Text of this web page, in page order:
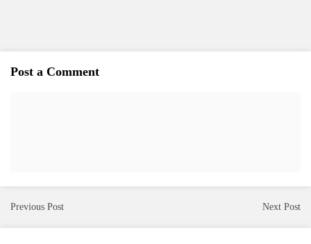
Post a Comment
Previous Post Next Post